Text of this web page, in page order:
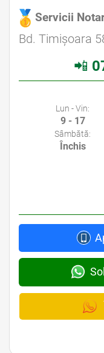
Servicii
Bd. Timișoara
📲
Lun - Vin:
9 - 17
Sâmbătă:
Închis